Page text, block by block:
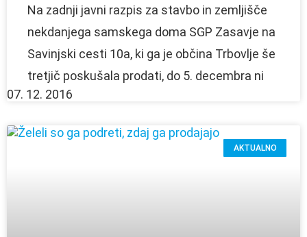
Na zadnji javni razpis za stavbo in zemljišče
nekdanjega samskega doma SGP Zasavje na
Savinjski cesti 10a, ki ga je občina Trbovlje še
tretjič poskušala prodati, do 5. decembra ni
07. 12. 2016
AKTUALNO